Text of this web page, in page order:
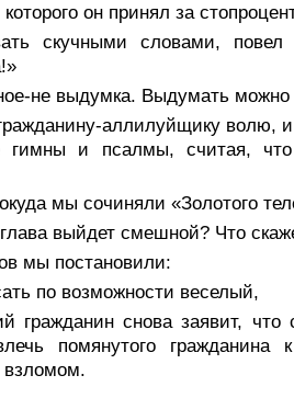
он принял за
скучными словами,
не выдумка. Выдумать
аллилуйщику волю,
гимны и псалмы, считая,
мы сочиняли «Золотого
выйдет смешной? Что
мы постановили:
по возможности веселый,
гражданин снова заявит,
помянутого
взломом.